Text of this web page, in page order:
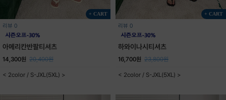
+ CART
리뷰 0
아메리칸반팔티셔츠
14,300원 20,400원
< 2color / S-JXL(5XL) >
+ CART
리뷰 0
하와이나시티셔츠
16,700원 23,800원
< 2color / S-JXL(5XL) >